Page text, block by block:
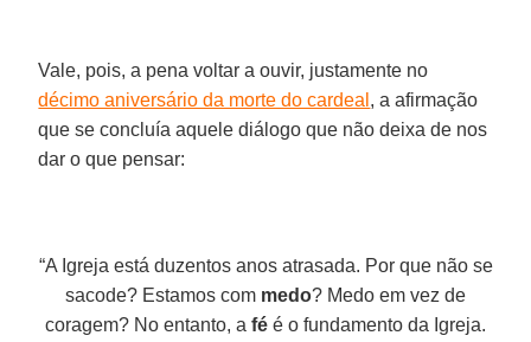
Vale, pois, a pena voltar a ouvir, justamente no
décimo aniversário da morte do cardeal , a afirmação
que se concluía aquele diálogo que não deixa de nos
dar o que pensar:
“A Igreja está duzentos anos atrasada. Por que não se
sacode? Estamos com medo? Medo em vez de
coragem? No entanto, a fé é o fundamento da Igreja.